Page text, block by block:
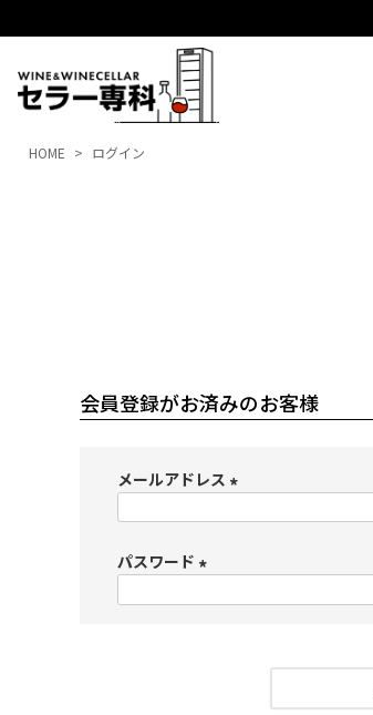
HOME ログイン
会員登録がお済みのお客様
メールアドレス
パスワード